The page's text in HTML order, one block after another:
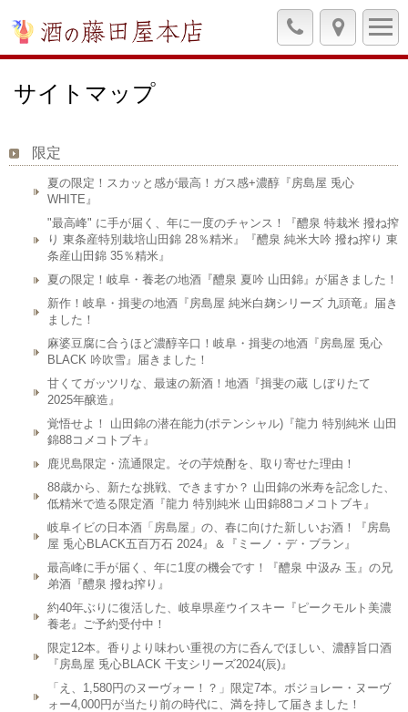
サイトマップ
限定
夏の限定！スカッと感が最高！ガス感+濃醇『房島屋 兎心
WHITE』
"最高峰" に手が届く、年に一度のチャンス！『醴泉 特栽米 撥ね搾
り 東条産特別栽培山田錦 28％精米』『醴泉 純米大吟 撥ね搾り 東
条産山田錦 35％精米』
夏の限定！岐阜・養老の地酒『醴泉 夏吟 山田錦』が届きました！
新作！岐阜・揖斐の地酒『房島屋 純米白麹シリーズ 九頭竜』届き
ました！
麻婆豆腐に合うほど濃醇辛口！岐阜・揖斐の地酒『房島屋 兎心
BLACK 吟吹雪』届きました！
甘くてガッツリな、最速の新酒！地酒『揖斐の蔵 しぼりたて
2025年醸造』
覚悟せよ！ 山田錦の潜在能力(ポテンシャル)『龍力 特別純米 山田
錦88コメコトブキ』
鹿児島限定・流通限定。その芋焼酎を、取り寄せた理由！
88歳から、新たな挑戦、できますか？ 山田錦の米寿を記念した、
低精米で造る限定酒『龍力 特別純米 山田錦88コメコトブキ』
岐阜イビの日本酒「房島屋」の、春に向けた新しいお酒！『房島
屋 兎心BLACK五百万石 2024』＆『ミーノ・デ・ブラン』
最高峰に手が届く、年に1度の機会です！『醴泉 中汲み 玉』の兄
弟酒『醴泉 撥ね搾り』
約40年ぶりに復活した、岐阜県産ウイスキー『ピークモルト美濃
養老』ご予約受付中！
限定12本。香りより味わい重視の方に呑んでほしい、濃醇旨口酒
『房島屋 兎心BLACK 干支シリーズ2024(辰)』
「え、1,580円のヌーヴォー！？」限定7本。ボジョレー・ヌーヴ
ォー4,000円が当たり前の時代に、満を持して届きました！